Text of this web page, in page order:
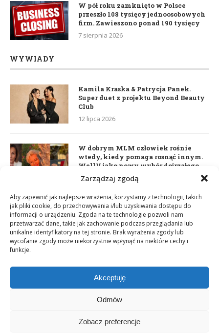
Zarządzaj zgodą
Aby zapewnić jak najlepsze wrażenia, korzystamy z technologii, takich
jak pliki cookie, do przechowywania i/lub uzyskiwania dostępu do
informacji o urządzeniu. Zgoda na te technologie pozwoli nam
przetwarzać dane, takie jak zachowanie podczas przeglądania lub
unikalne identyfikatory na tej stronie. Brak wyrażenia zgody lub
wycofanie zgody może niekorzystnie wpłynąć na niektóre cechy i
funkcje.
Akceptuję
Odmów
Zobacz preferencje
W pół roku zamknięto w Polsce
przeszło 108 tysięcy jednoosobowych
firm. Zawieszono ponad 190 tysięcy
7 sierpnia 2026
WYWIADY
Kamila Kraska & Patrycja Panek.
Super duet z projektu Beyond Beauty
Club
12 lipca 2026
W dobrym MLM człowiek rośnie
wtedy, kiedy pomaga rosnąć innym.
WellU jako nowy wybór dojrzałego
lidera
Daria Dudzik. Kocham Cię
17 kwietnia 2026